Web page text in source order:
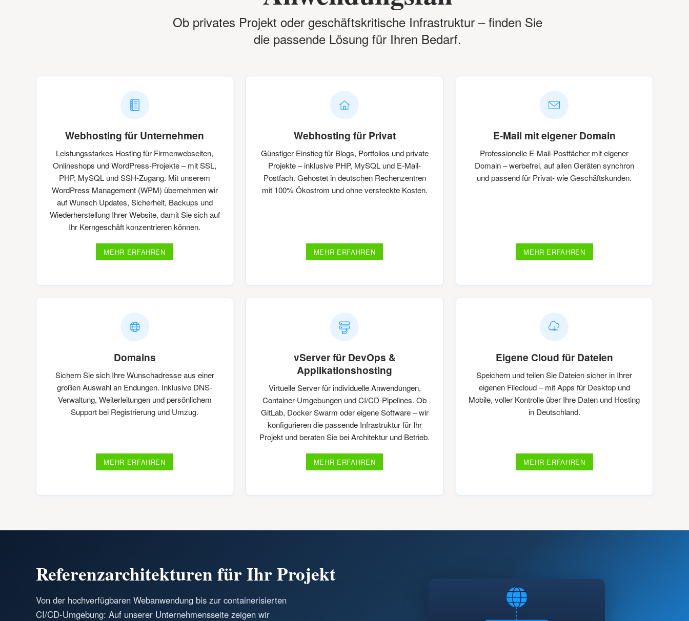
Ob privates Projekt oder geschäftskritische Infrastruktur – finden Sie
die passende Lösung für Ihren Bedarf.
Webhosting für Unternehmen
Leistungsstarkes Hosting für Firmenwebseiten,
Onlineshops und WordPress-Projekte – mit SSL,
PHP, MySQL und SSH-Zugang. Mit unserem
WordPress Management (WPM) übernehmen wir
auf Wunsch Updates, Sicherheit, Backups und
Wiederherstellung Ihrer Website, damit Sie sich auf
Ihr Kerngeschäft konzentrieren können.
MEHR ERFAHREN
Webhosting für Privat
Günstiger Einstieg für Blogs, Portfolios und private
Projekte – inklusive PHP, MySQL und E-Mail-
Postfach. Gehostet in deutschen Rechenzentren
mit 100% Ökostrom und ohne versteckte Kosten.
MEHR ERFAHREN
E-Mail mit eigener Domain
Professionelle E-Mail-Postfächer mit eigener
Domain – werbefrei, auf allen Geräten synchron
und passend für Privat- wie Geschäftskunden.
MEHR ERFAHREN
Domains
Sichern Sie sich Ihre Wunschadresse aus einer
großen Auswahl an Endungen. Inklusive DNS-
Verwaltung, Weiterleitungen und persönlichem
Support bei Registrierung und Umzug.
MEHR ERFAHREN
vServer für DevOps &
Applikationshosting
Virtuelle Server für individuelle Anwendungen,
Container-Umgebungen und CI/CD-Pipelines. Ob
GitLab, Docker Swarm oder eigene Software – wir
konfigurieren die passende Infrastruktur für Ihr
Projekt und beraten Sie bei Architektur und Betrieb.
MEHR ERFAHREN
Eigene Cloud für Dateien
Speichern und teilen Sie Dateien sicher in Ihrer
eigenen Filecloud – mit Apps für Desktop und
Mobile, voller Kontrolle über Ihre Daten und Hosting
in Deutschland.
MEHR ERFAHREN
Referenzarchitekturen für Ihr Projekt
Von der hochverfügbaren Webanwendung bis zur containerisierten
CI/CD-Umgebung: Auf unserer Unternehmensseite zeigen wir